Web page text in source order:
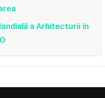
a Arhitecturii în